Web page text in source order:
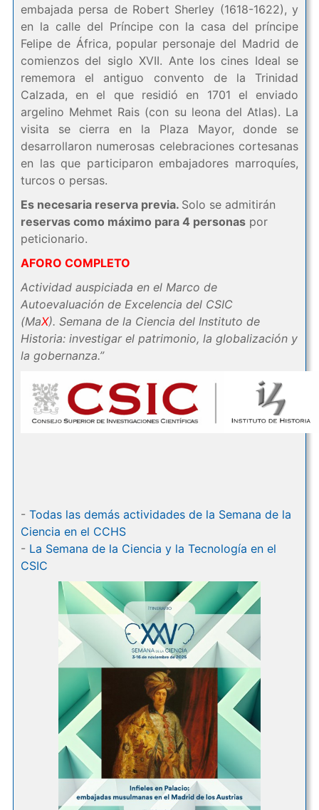
embajada persa de Robert Sherley (1618-1622), y
en la calle del Príncipe con la casa del príncipe
Felipe de África, popular personaje del Madrid de
comienzos del siglo XVII. Ante los cines Ideal se
rememora el antiguo convento de la Trinidad
Calzada, en el que residió en 1701 el enviado
argelino Mehmet Rais (con su leona del Atlas). La
visita se cierra en la Plaza Mayor, donde se
desarrollaron numerosas celebraciones cortesanas
en las que participaron embajadores marroquíes,
turcos o persas.
Es necesaria reserva previa. Solo se admitirán
reservas como máximo para 4 personaspor
peticionario.
AFORO COMPLETO
Actividad auspiciada en el Marco de
Autoevaluación de Excelencia del CSIC
(MaX). Semana de la Ciencia del Instituto de
Historia: investigar el patrimonio, la globalización y
la gobernanza.”
- Todas las demás actividades de la Semana de la
Ciencia en el CCHS
- La Semana de la Ciencia y la Tecnología en el
CSIC